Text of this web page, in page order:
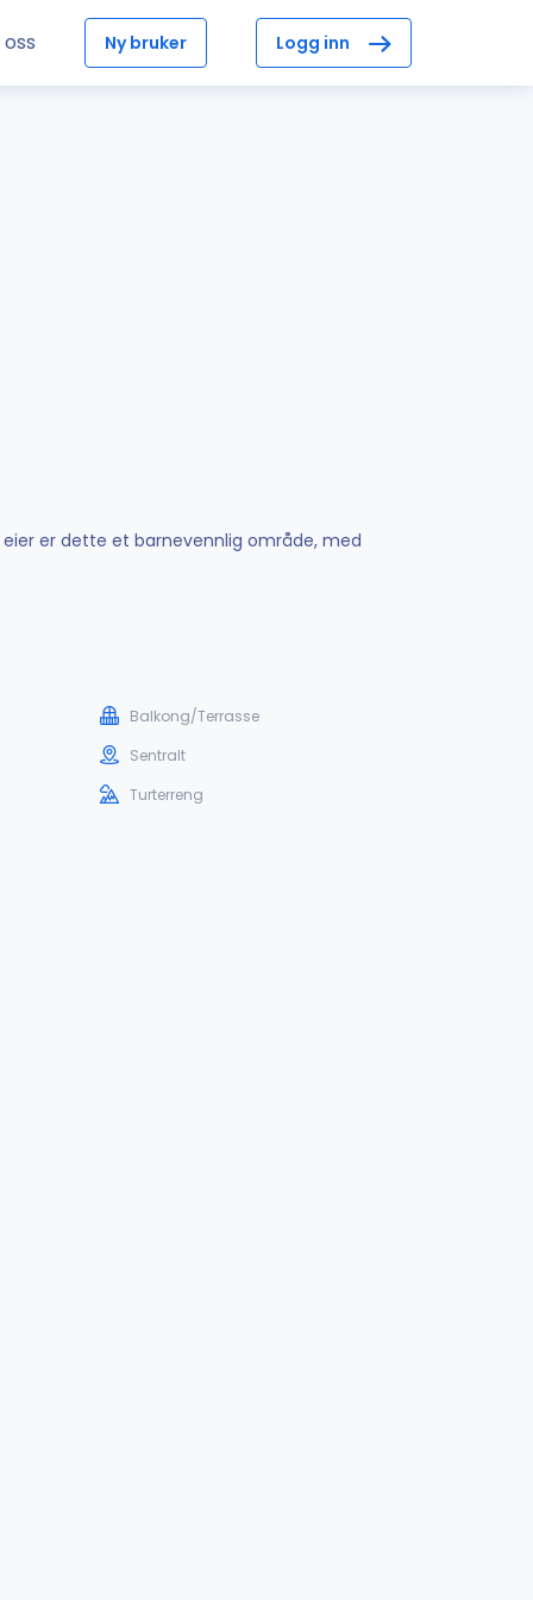
Ny bruker Logg inn
eier er dette et barnevennlig område, med
Balkong/Terrasse
Sentralt
Turterreng